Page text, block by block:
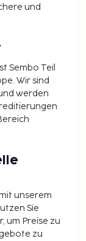
und
Sembo Teil
Wir sind
werden
unserem
Sie
um Preise zu
zu